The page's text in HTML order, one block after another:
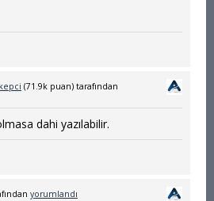
(71.9k puan) tarafından
dahi yazılabilir.
yorumlandı